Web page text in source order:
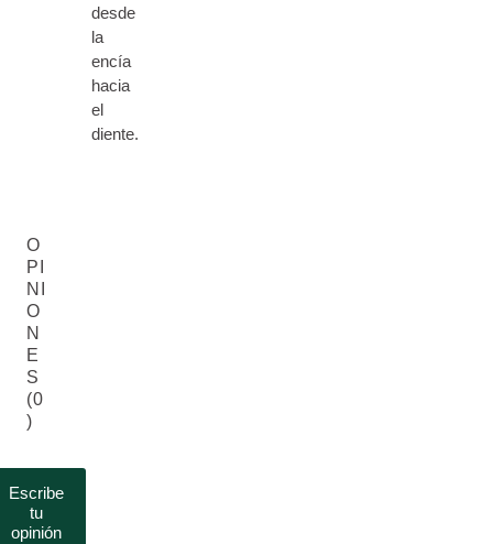
desde
la
encía
hacia
el
diente.
O
PI
NI
O
N
E
S
(0
)
Escribe
tu
opinión